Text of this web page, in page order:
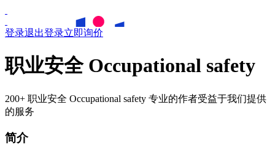
登录退出登录立即询价
职业安全 Occupational safety
200+ 职业安全 Occupational safety 专业的作者受益于我们提供
的服务
简介